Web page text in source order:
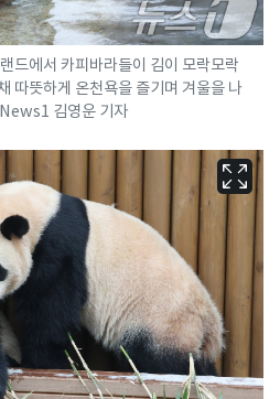
드에서 카피바라들이 김이 모락모락
따뜻하게 온천욕을 즐기며 겨울을 나
김영운 기자